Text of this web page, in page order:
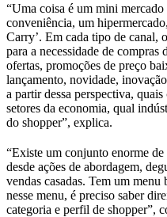
“Uma coisa é um mini
conveniência, um
Carry’. Em cada tipo de canal,
para a necessidade de compras
ofertas, promoções de preço
lançamento, novidade,
a partir dessa perspectiva,
setores da economia, qual
do shopper”, explica.
“Existe um conjunto enorme de
desde ações de abordagem,
vendas casadas. Tem um menu
nesse menu, é preciso saber
categoria e perfil de shopper”,